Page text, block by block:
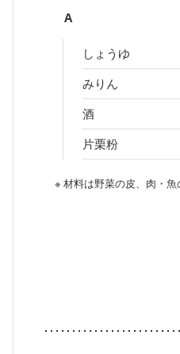
A
しょうゆ
みりん
酒
片栗粉
※ 材料は野菜の皮、肉・